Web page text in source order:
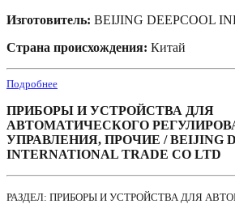
Изготовитель: BEIJING DEEPCOOL
Страна происхождения: Китай
Подробнее
ПРИБОРЫ И УСТРОЙСТВА ДЛЯ
АВТОМАТИЧЕСКОГО
УПРАВЛЕНИЯ, ПРОЧИЕ / BEIJING
INTERNATIONAL TRADE CO LTD
РАЗДЕЛ: ПРИБОРЫ И УСТРОЙСТВА ДЛЯ